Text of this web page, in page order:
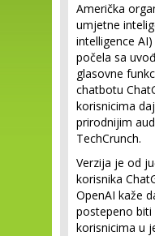
Američka
umjetne
intelligence
počela sa
glasovne
chatbotu
korisnicima
prirodnijim
TechCrunch.
Verzija je od
korisnika
OpenAI kaže
postepeno biti
korisnicima u